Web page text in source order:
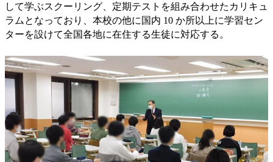
して学ぶスクーリング、定期テストを組み合わせたカリキュ
ラムとなっており、本校の他に国内 10 か所以上に学習セン
ターを設けて全国各地に在住する生徒に対応する。